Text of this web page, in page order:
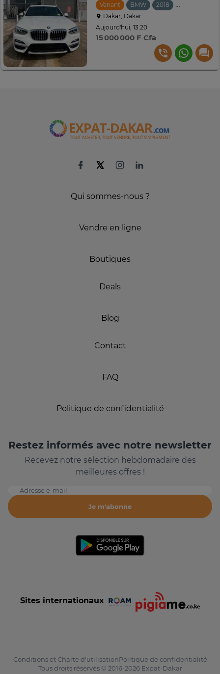
Venant BMW 2018
Automatique
Dakar, Dakar
Aujourd'hui, 13:20
15 000 000 F Cfa
Qui sommes-nous ?
Vendre en ligne
Boutiques
Deals
Blog
Contact
FAQ
Politique de confidentialité
Restez informés avec notre newsletter
Recevez notre sélection hebdomadaire des
meilleures offres !
Adresse e-mail
Je m'abonne
Sites internationaux
Conditions et Charte d'utilisationPolitique de confidentialité
Tous droits réservés © 2016-2026 Expat-Dakar